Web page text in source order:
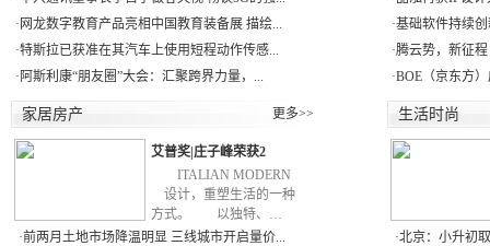
· 网龙数字教育产品亮相中国教育装备展 描绘...
·特斯拉已获准在其汽车上使用短程动作传感...
· 阿斯利康“朋友圈”大会：汇聚跨界力量，...
·基础软件持续
·腾云势，新征程
·BOE（京东方
家居房产 更多>>
艾普奖|庄子峰荣获2
ITALIAN MODERN
设计，重塑生活的一种
方式。 以独特、…
·前两月土地市场降温明显 三线城市开启量价...
生活时尚
·北京：小升初